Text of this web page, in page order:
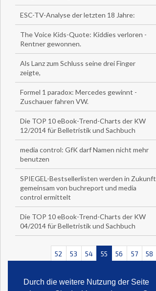
Durch die weitere Nutzung der Seite
ESC-TV-Analyse der letzten 18 Jahre:
The Voice Kids-Quote: Kiddies verloren -
Rentner gewonnen.
Als Lanz zum Schluss seine drei Finger
zeigte,
Formel 1 paradox: Mercedes gewinnt -
Zuschauer fahren VW.
Die TOP 10 eBook-Trend-Charts der KW
12/2014 für Belletristik und Sachbuch
media control: GfK darf Namen nicht mehr
benutzen
SPIEGEL-Bestsellerlisten werden in Zukunft
gemeinsam von buchreport und media
control ermittelt
Die TOP 10 eBook-Trend-Charts der KW
04/2014 für Belletristik und Sachbuch
52 53 54 55 56 57 58